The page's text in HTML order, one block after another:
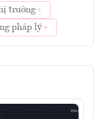
trường
pháp lý